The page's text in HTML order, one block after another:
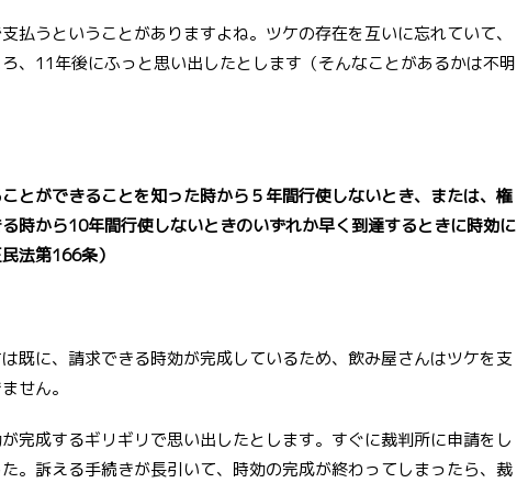
払うということがありますよね。ツケの存在を互いに忘れていて、
、11年後にふっと思い出したとします（そんなことがあるかは不明
とができることを知った時から５年間行使しないとき、または、権
時から10年間行使しないときのいずれか早く到達するときに時効に
法第166条）
既に、請求できる時効が完成しているため、飲み屋さんはツケを支
せん。
完成するギリギリで思い出したとします。すぐに裁判所に申請をし
。訴える手続きが長引いて、時効の完成が終わってしまったら、裁